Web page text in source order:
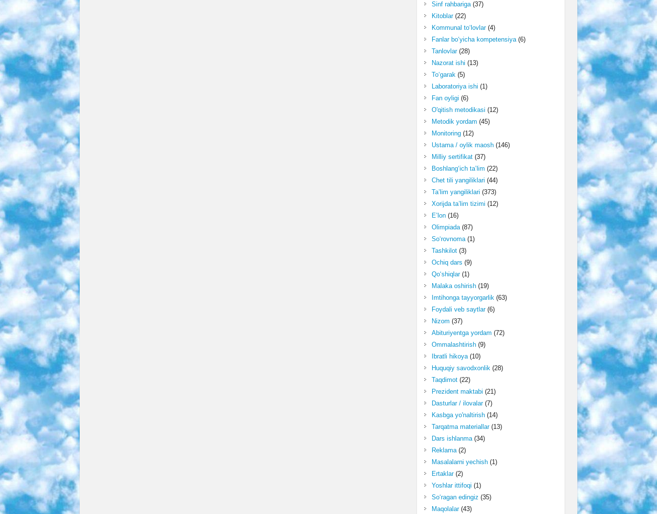
Sinf rahbariga(37)
Kitoblar(22)
Kommunal to‘lovlar(4)
Fanlar bo‘yicha kompetensiya(6)
Tanlovlar(28)
Nazorat ishi (13)
To‘garak(5)
Laboratoriya ishi (1)
Fan oyligi (6)
O'qitish metodikasi (12)
Metodik yordam (45)
Monitoring(12)
Ustama / oylik maosh(146)
Milliy sertifikat(37)
Boshlang‘ich ta’lim (22)
Chet tili yangiliklari (44)
Ta’lim yangiliklari (373)
Xorijda ta’lim tizimi (12)
E’lon(16)
Olimpiada(87)
So‘rovnoma(1)
Tashkilot(3)
Ochiq dars (9)
Qo‘shiqlar(1)
Malaka oshirish(19)
Imtihonga tayyorgarlik(63)
Foydali veb saytlar(6)
Nizom (37)
Abituriyentga yordam (72)
Ommalashtirish(9)
Ibratli hikoya(10)
Huquqiy savodxonlik(28)
Taqdimot(22)
Prezident maktabi (21)
Dasturlar / ilovalar(7)
Kasbga yo'naltirish(14)
Tarqatma materiallar(13)
Dars ishlanma(34)
Reklama(2)
Masalalarni yechish(1)
Ertaklar(2)
Yoshlar ittifoqi (1)
So‘ragan edingiz (35)
Maqolalar(43)